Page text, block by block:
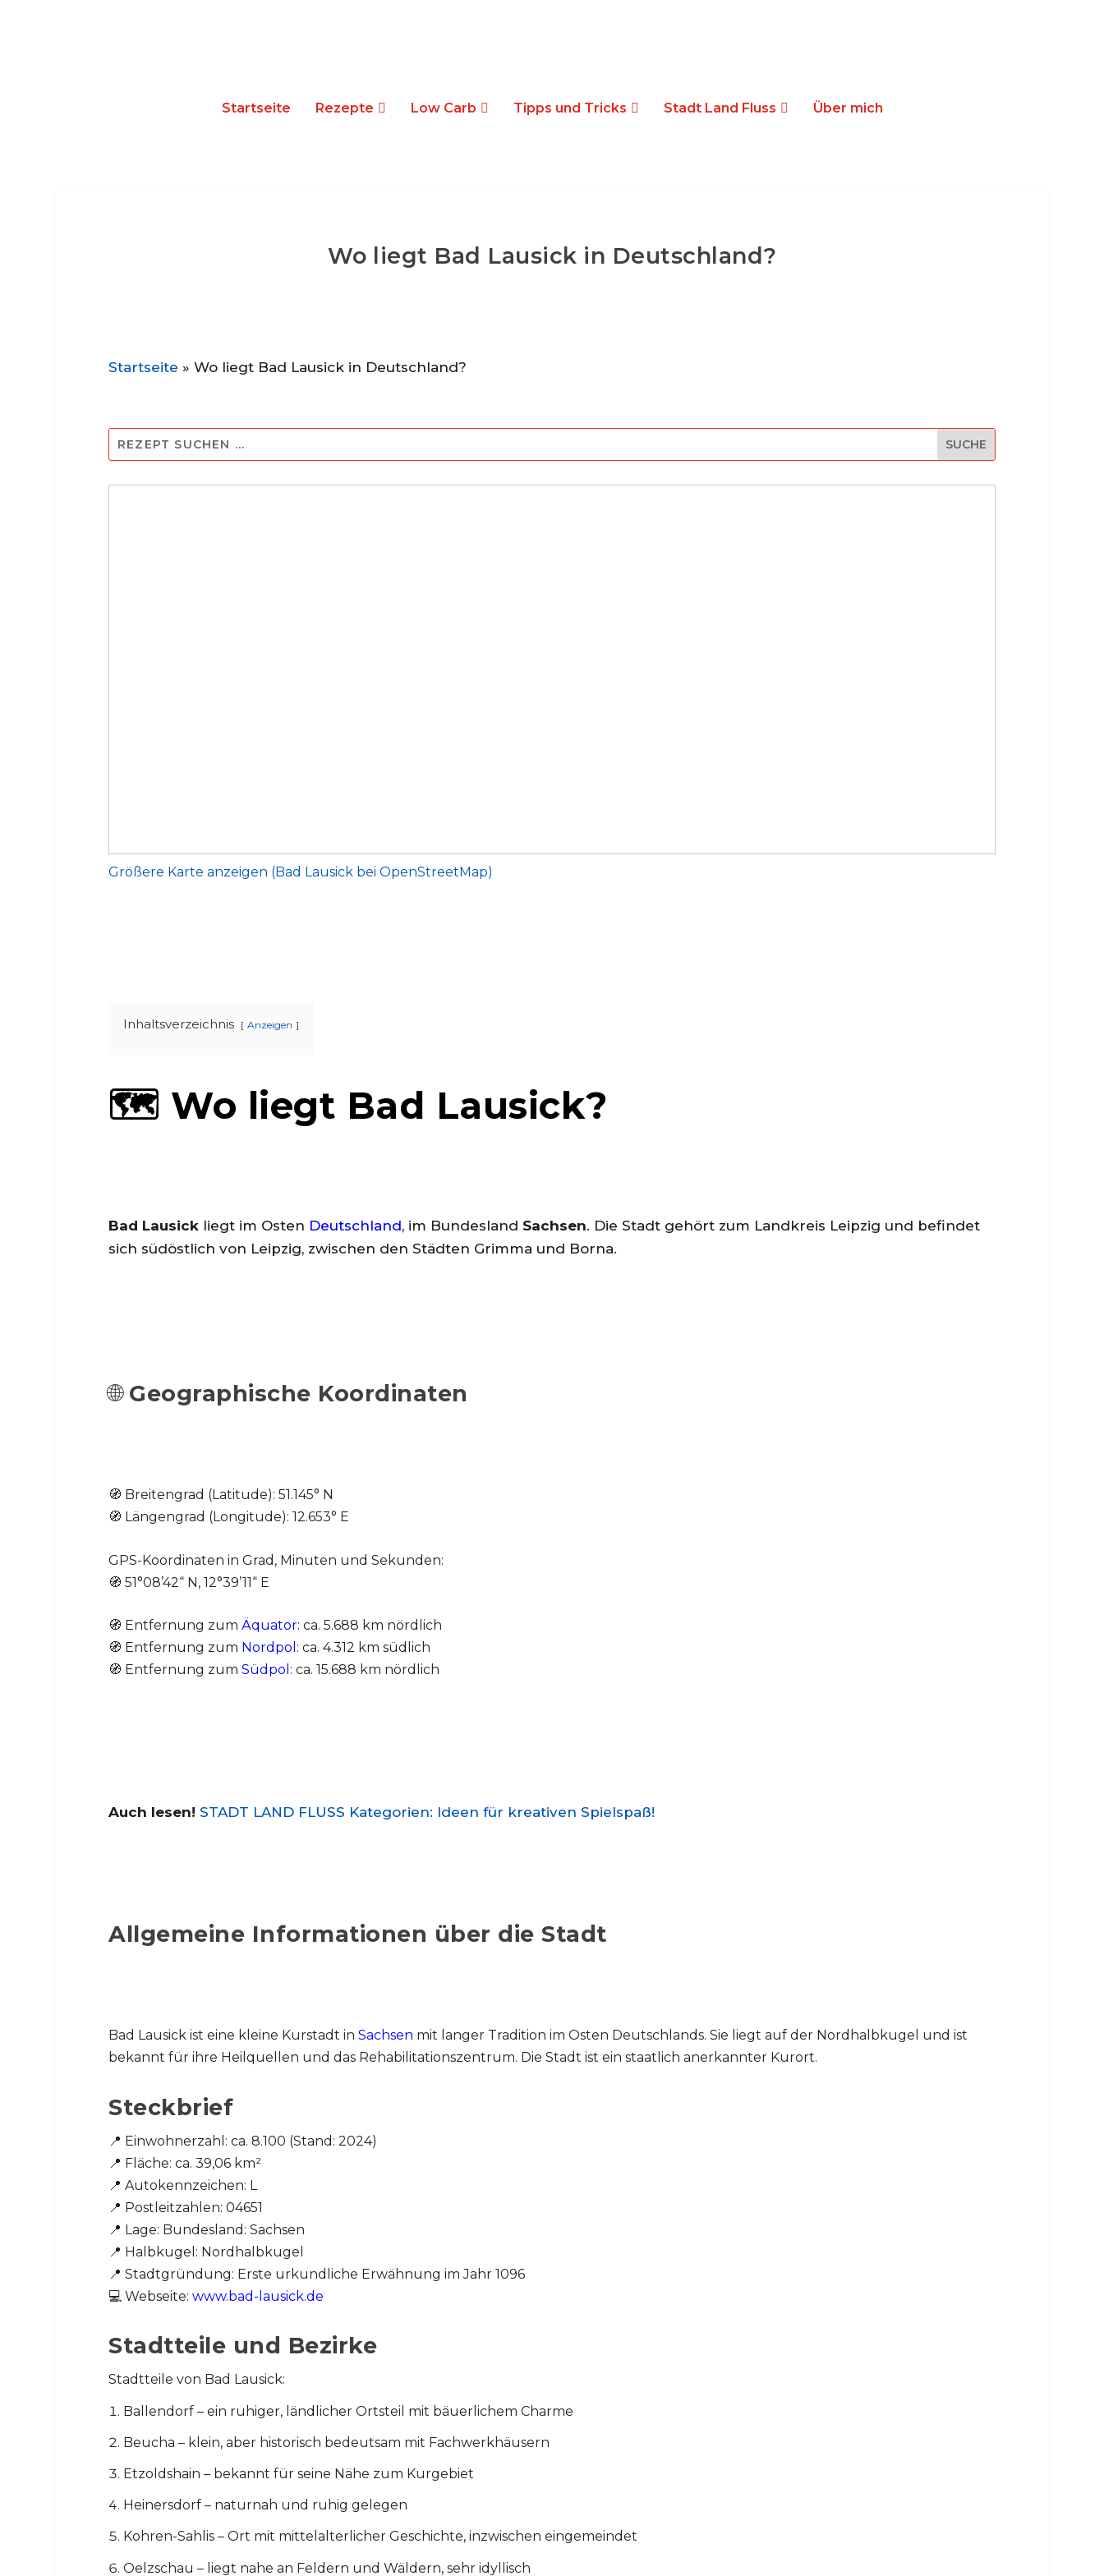
Startseite Rezepte Low Carb Tipps und Tricks Stadt Land Fluss Über mich
Wo liegt Bad Lausick in Deutschland?
Startseite » Wo liegt Bad Lausick in Deutschland?
Größere Karte anzeigen (Bad Lausick bei OpenStreetMap)
Inhaltsverzeichnis Anzeigen
🗺️ Wo liegt Bad Lausick?
Bad Lausick liegt im Osten Deutschland, im Bundesland Sachsen. Die Stadt gehört zum Landkreis Leipzig und befindet
sich südöstlich von Leipzig, zwischen den Städten Grimma und Borna.
🌐 Geographische Koordinaten
🧭 Breitengrad (Latitude): 51.145° N
🧭 Längengrad (Longitude): 12.653° E
GPS-Koordinaten in Grad, Minuten und Sekunden:
🧭 51°08’42“ N, 12°39’11“ E
🧭 Entfernung zum Äquator: ca. 5.688 km nördlich
🧭 Entfernung zum Nordpol : ca. 4.312 km südlich
🧭 Entfernung zum Südpol : ca. 15.688 km nördlich
Auch lesen! STADT LAND FLUSS Kategorien: Ideen für kreativen Spielspaß!
Allgemeine Informationen über die Stadt
Bad Lausick ist eine kleine Kurstadt in Sachsen mit langer Tradition im Osten Deutschlands. Sie liegt auf der Nordhalbkugel und ist
bekannt für ihre Heilquellen und das Rehabilitationszentrum. Die Stadt ist ein staatlich anerkannter Kurort.
Steckbrief
📍 Einwohnerzahl: ca. 8.100 (Stand: 2024)
📍 Fläche: ca. 39,06 km²
📍 Autokennzeichen: L
📍 Postleitzahlen: 04651
📍 Lage: Bundesland: Sachsen
📍 Halbkugel: Nordhalbkugel
📍 Stadtgründung: Erste urkundliche Erwähnung im Jahr 1096
💻 Webseite: www.bad-lausick.de
Stadtteile und Bezirke
Stadtteile von Bad Lausick:
Ballendorf – ein ruhiger, ländlicher Ortsteil mit bäuerlichem Charme
Beucha – klein, aber historisch bedeutsam mit Fachwerkhäusern
Etzoldshain – bekannt für seine Nähe zum Kurgebiet
Heinersdorf – naturnah und ruhig gelegen
Kohren-Sahlis – Ort mit mittelalterlicher Geschichte, inzwischen eingemeindet
Oelzschau – liegt nahe an Feldern und Wäldern, sehr idyllisch